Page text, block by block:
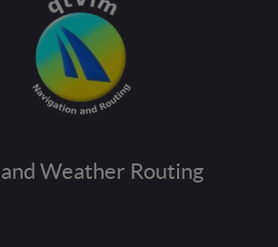
Weather Routing